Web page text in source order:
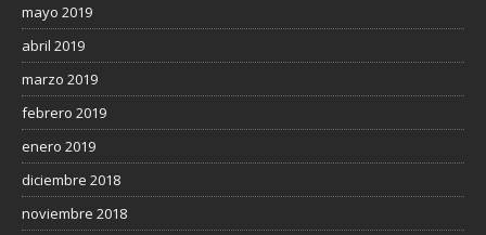
mayo 2019
abril 2019
marzo 2019
febrero 2019
enero 2019
diciembre 2018
noviembre 2018